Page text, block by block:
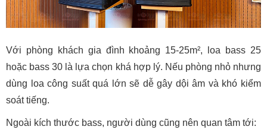
Với phòng khách gia đình khoảng 15-25m², loa bass 25
hoặc bass 30 là lựa chọn khá hợp lý. Nếu phòng nhỏ nhưng
dùng loa công suất quá lớn sẽ dễ gây dội âm và khó kiểm
soát tiếng.
Ngoài kích thước bass, người dùng cũng nên quan tâm tới: